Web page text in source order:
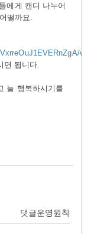
에게 캔디 나누어
떨까요.
면 됩니다.
늘 행복하시기를
댓글운영원칙